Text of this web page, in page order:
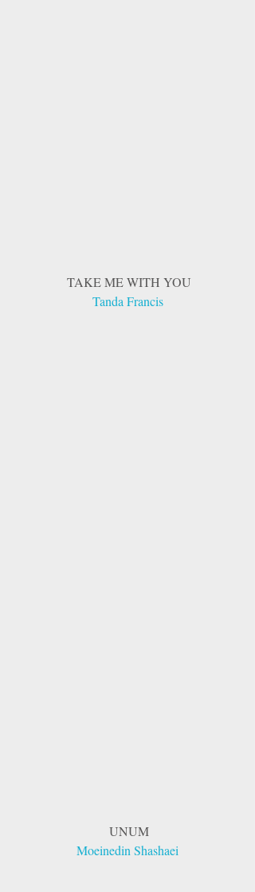
TAKE ME WITH YOU
Tanda Francis
UNUM
Moeinedin Shashaei